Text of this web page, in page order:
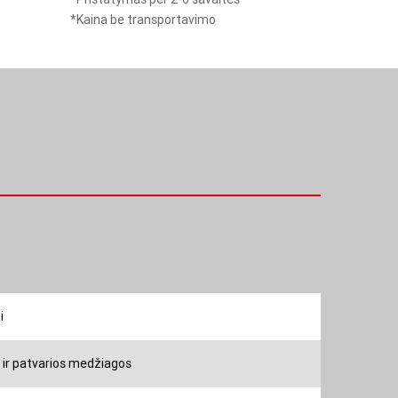
ją į reikiamą vietą.
vandens
stotelė
*Kaina be transportavimo
ir patvarios medžiagos